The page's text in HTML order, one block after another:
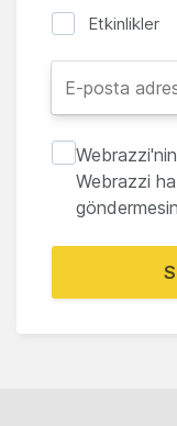
Etkinlikler
Webrazzi